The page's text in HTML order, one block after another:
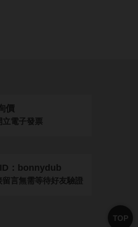
價
立電子發票
：bonnydub
留言無需等待好友驗證
TOP